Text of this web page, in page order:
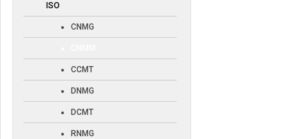
ISO
CNMG
CCMT
DNMG
DCMT
RNMG